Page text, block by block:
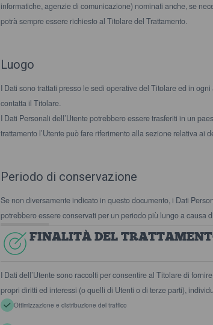
informatiche, agenzie di comunicazione) nominati anche, se
potrà sempre essere richiesto al Titolare del Trattamento.
Luogo
I Dati sono trattati presso le sedi operative del Titolare ed in
contatta il Titolare.
I Dati Personali dell’Utente potrebbero essere trasferiti in un
trattamento l’Utente può fare riferimento alla sezione relativa ai
Periodo di conservazione
Se non diversamente indicato in questo documento, i Dati
potrebbero essere conservati per un periodo più lungo a
FINALITÀ DEL
I Dati dell’Utente sono raccolti per consentire al Titolare di
propri diritti ed interessi (o quelli di Utenti o di terze parti),
Ottimizzazione e distribuzione del traffico